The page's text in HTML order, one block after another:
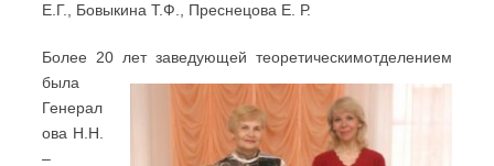
Е.Г., Бовыкина Т.Ф., Преснецова Е. Р.
Более 20 лет заведующей теоретическимотделением
была
Генерал
ова Н.Н.
–